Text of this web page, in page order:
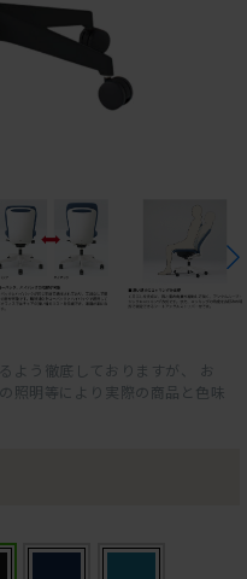
よう徹底しておりますが、 お
照明等により実際の商品と色味